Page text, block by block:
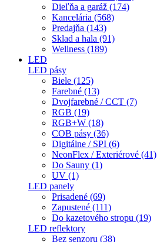
Dieľňa a garáž (174)
Kancelária (568)
Predajňa (143)
Sklad a hala (91)
Wellness (189)
LED
LED pásy
Biele (125)
Farebné (13)
Dvojfarebné / CCT (7)
RGB (19)
RGB+W (18)
COB pásy (36)
Digitálne / SPI (6)
NeonFlex / Exteriérové (41)
Do Sauny (1)
UV (1)
LED panely
Prisadené (69)
Zapustené (111)
Do kazetového stropu (19)
LED reflektory
Bez senzoru (38)